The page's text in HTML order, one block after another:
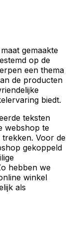
gemaakte
op de
een thema
de producten
biedt.
teksten
webshop te
Voor de
gekoppeld
hebben we
winkel
als